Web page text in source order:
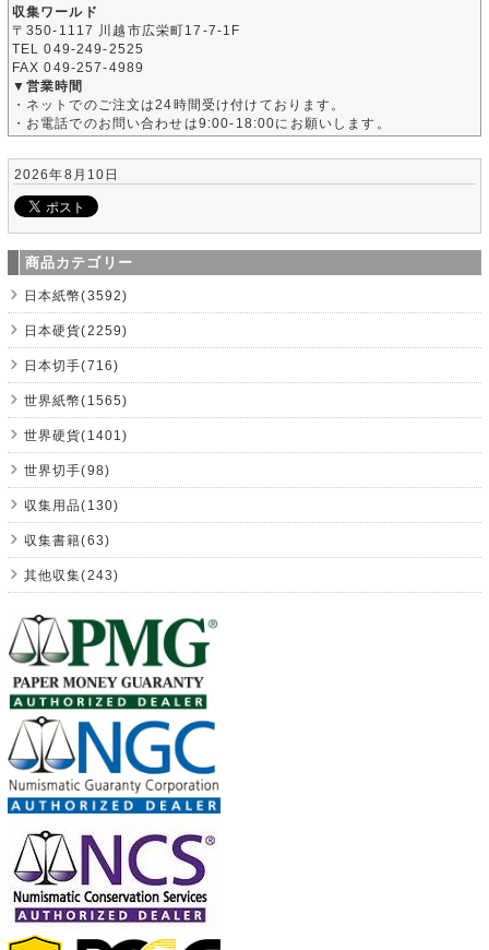
収集ワールド
〒350-1117 川越市広栄町17-7-1F
TEL 049-249-2525
FAX 049-257-4989
▼営業時間
・ネットでのご注文は24時間受け付けております。
・お電話でのお問い合わせは9:00-18:00にお願いします。
2026年8月10日
商品カテゴリー
日本紙幣(3592)
日本硬貨(2259)
日本切手(716)
世界紙幣(1565)
世界硬貨(1401)
世界切手(98)
収集用品(130)
収集書籍(63)
其他収集(243)